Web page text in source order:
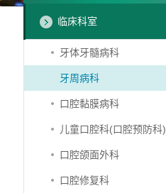
临床科室
牙体牙髓病科
牙周病科
口腔黏膜病科
儿童口腔科(口腔预防科)
口腔颌面外科
口腔修复科